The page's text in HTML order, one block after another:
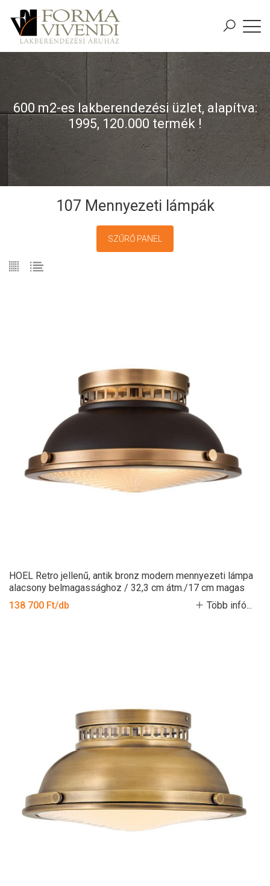
600 m2-es lakberendezési üzlet, alapítva:
1995, 120.000 termék !
107 Mennyezeti lámpák
SZŰRŐ PANEL
HOEL Retro jellenű, antik bronz modern mennyezeti lámpa
alacsony belmagassághoz / 32,3 cm átm./17 cm magas
138 700 Ft/db
Több infó...